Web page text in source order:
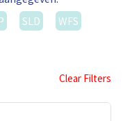
SLD
WFS
Clear Filters